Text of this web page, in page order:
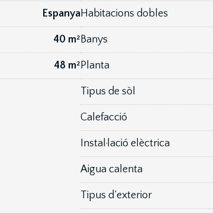
Espanya
40 m²
48 m²
Habitacions dobles
Banys
Planta
Tipus de sòl
Calefacció
Instal·lació elèctrica
Aigua calenta
Tipus d’exterior